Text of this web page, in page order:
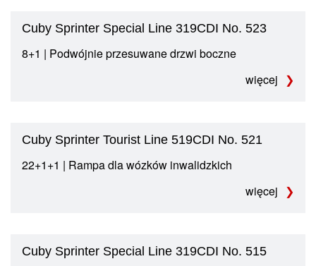
Cuby Sprinter Special Line 319CDI No. 523
8+1 | Podwójnie przesuwane drzwi boczne
więcej
Cuby Sprinter Tourist Line 519CDI No. 521
22+1+1 | Rampa dla wózków inwalidzkich
więcej
Cuby Sprinter Special Line 319CDI No. 515